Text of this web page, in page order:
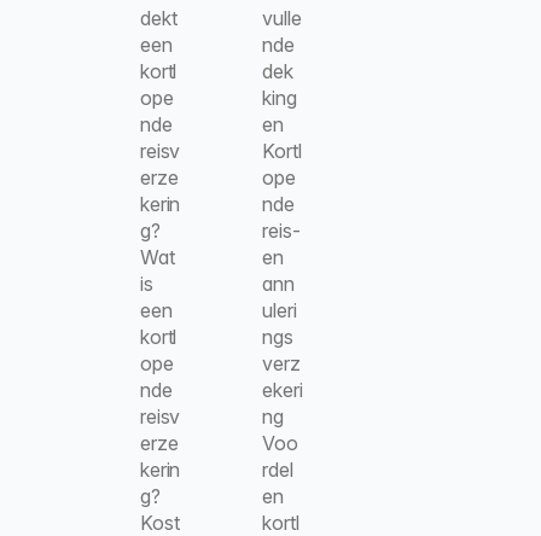
dekt
een
kortl
ope
nde
reisv
erze
kerin
g?
Wat
is
een
kortl
ope
nde
reisv
erze
kerin
g?
Kost
vulle
nde
dek
king
en
Kortl
ope
nde
reis-
en
ann
uleri
ngs
verz
ekeri
ng
Voo
rdel
en
kortl